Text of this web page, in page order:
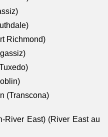
Richmond)
(Transcona)
River East) (River East au